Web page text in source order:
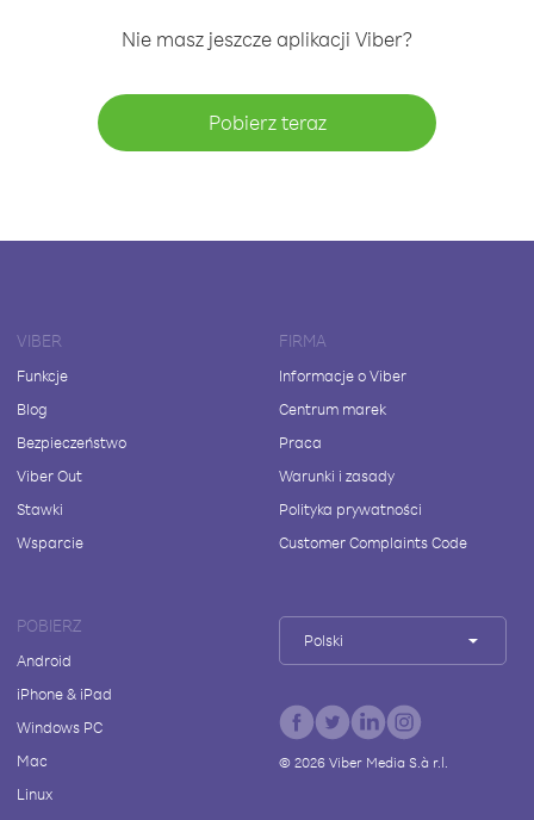
Nie masz jeszcze aplikacji Viber?
Pobierz teraz
VIBER
Funkcje
Blog
Bezpieczeństwo
Viber Out
Stawki
Wsparcie
FIRMA
Informacje o Viber
Centrum marek
Praca
Warunki i zasady
Polityka prywatności
Customer Complaints Code
POBIERZ
Android
iPhone & iPad
Windows PC
Mac
Linux
Polski
© 2026Viber Media S.à r.l.